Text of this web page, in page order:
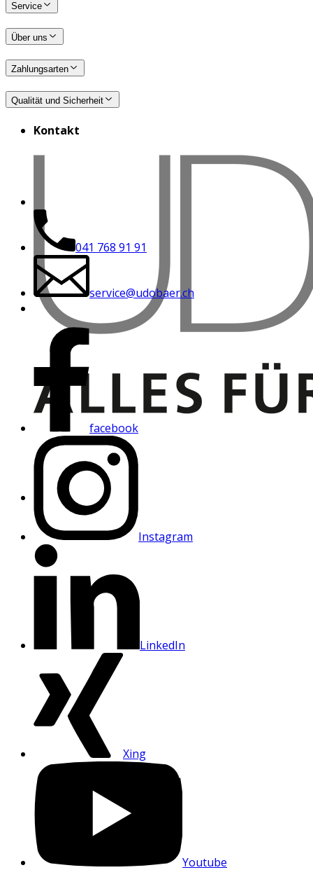
Service
Über uns
Zahlungsarten
Qualität und Sicherheit
Kontakt
041 768 91 91
service@udobaer.ch
facebook
Instagram
LinkedIn
Xing
Youtube